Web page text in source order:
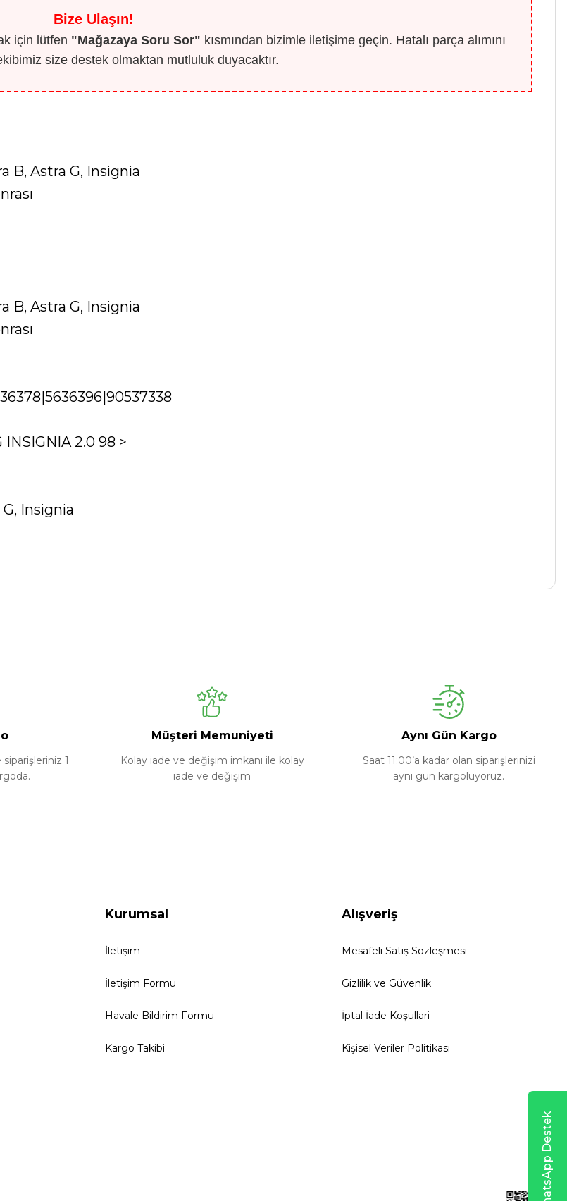
Bize Ulaşın!
için lütfen "Mağazaya Soru Sor" kısmından bizimle iletişime geçin. Hatalı parça alımını
size destek olmaktan mutluluk duyacaktır.
B, Astra G, Insignia
B, Astra G, Insignia
INSIGNIA 2.0 98 >
Insignia
1
Müşteri Memuniyeti
Kolay iade ve değişim imkanı ile kolay
iade ve değişim
Aynı Gün Kargo
Saat 11:00’a kadar olan siparişlerinizi
aynı gün kargoluyoruz.
Kurumsal
İletişim
İletişim Formu
Havale Bildirim Formu
Kargo Takibi
Alışveriş
Mesafeli Satış Sözleşmesi
Gizlilik ve Güvenlik
İptal İade Koşullari
Kişisel Veriler Politikası
WhatsApp Destek